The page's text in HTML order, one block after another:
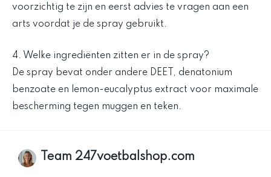
voorzichtig te zijn en eerst advies te vragen aan een
arts voordat je de spray gebruikt.
4. Welke ingrediënten zitten er in de spray?
De spray bevat onder andere DEET, denatonium
benzoate en lemon-eucalyptus extract voor maximale
bescherming tegen muggen en teken.
Team 247voetbalshop.com